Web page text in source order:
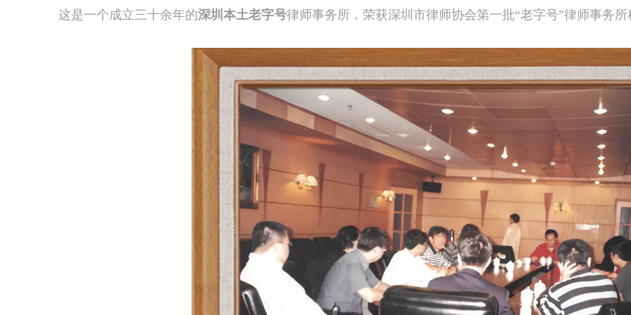
这是一个成立三十余年的深圳本土老字号律师事务所，荣获深圳市律师协会第一批“老字号”律师事务所